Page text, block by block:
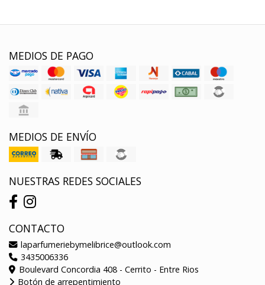
MEDIOS DE PAGO
MEDIOS DE ENVÍO
NUESTRAS REDES SOCIALES
CONTACTO
laparfumeriebymelibrice@outlook.com
3435006336
Boulevard Concordia 408 - Cerrito - Entre Rios
Botón de arrepentimiento